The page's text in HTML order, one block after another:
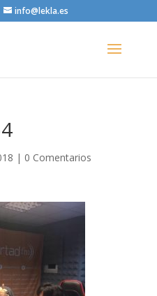
info@lekla.es
| 0 Comentarios